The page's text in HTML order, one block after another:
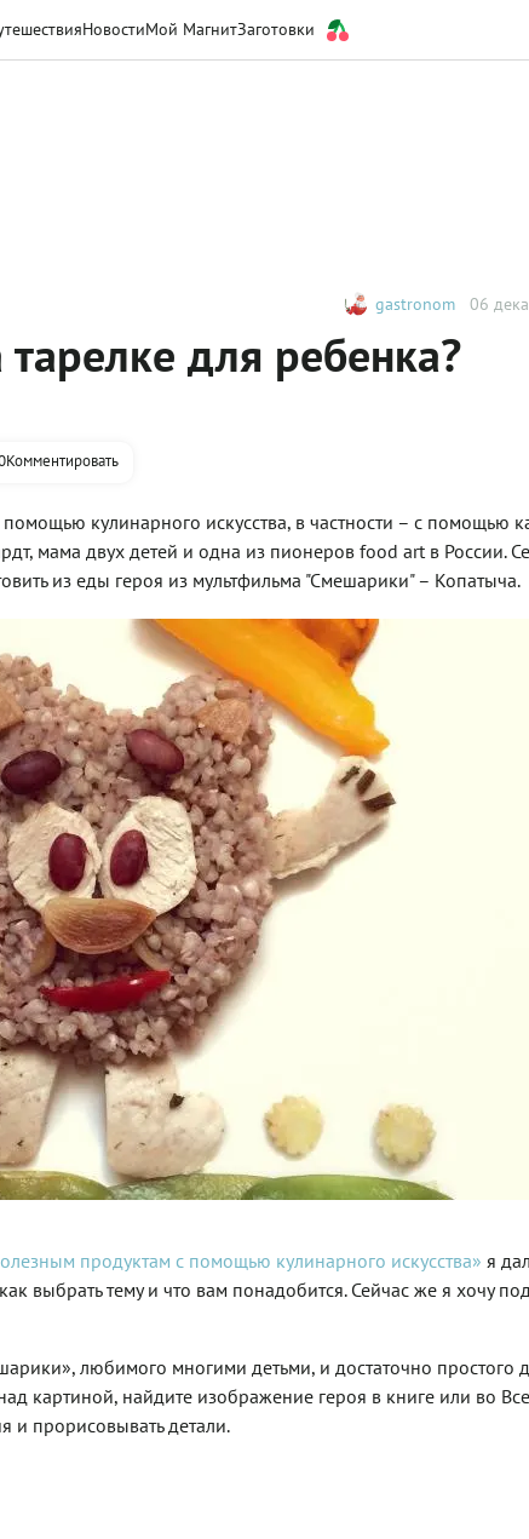
НовостиМой МагнитЗаготовки
gastronom 06
для ребенка?
Комментировать
кулинарного искусства, в частности – с помощью
мама двух детей и одна из пионеров food art в России.
из еды героя из мультфильма "Смешарики" – Копатыча.
продуктам с помощью кулинарного искусства» я
выбрать тему и что вам понадобится. Сейчас же я хочу
любимого многими детьми, и достаточно простого
картиной, найдите изображение героя в книге или во
и прорисовывать детали.